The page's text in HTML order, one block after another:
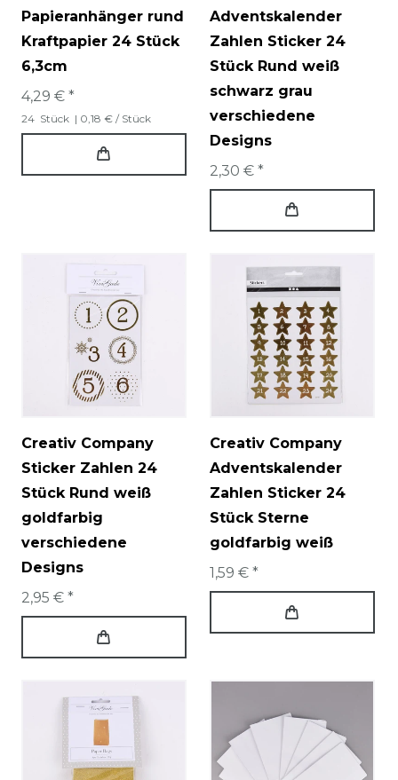
Papieranhänger rund
Kraftpapier 24 Stück
6,3cm
4,29 € *
24 Stück | 0,18 € / Stück
Adventskalender
Zahlen Sticker 24
Stück Rund weiß
schwarz grau
verschiedene
Designs
2,30 € *
Creativ Company
Sticker Zahlen 24
Stück Rund weiß
goldfarbig
verschiedene
Designs
2,95 € *
Creativ Company
Adventskalender
Zahlen Sticker 24
Stück Sterne
goldfarbig weiß
1,59 € *